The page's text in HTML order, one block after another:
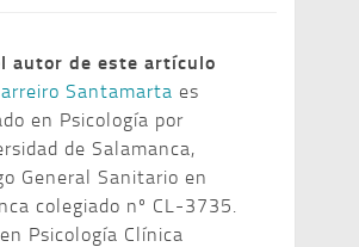
autor de este artículo
Santamarta es
en Psicología por
de Salamanca,
General Sanitario en
colegiado nº CL-3735.
Psicología Clínica